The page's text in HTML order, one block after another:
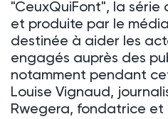
"CeuxQuiFont", la
et produite par le
destinée à aider les
engagés auprès des
notamment pendant
Louise Vignaud,
Rwegera, fondatrice et